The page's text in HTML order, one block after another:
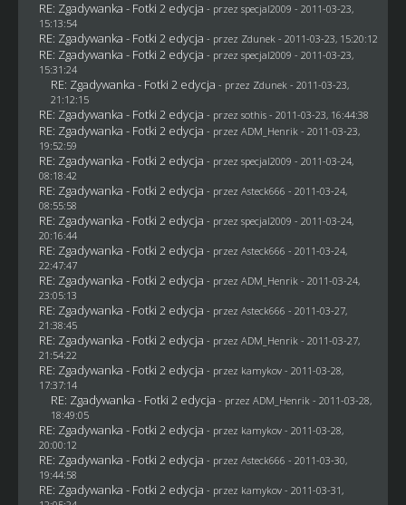
RE: Zgadywanka - Fotki 2 edycja - przez specjal2009 - 2011-03-23,
15:13:54
RE: Zgadywanka - Fotki 2 edycja - przez Zdunek- 2011-03-23, 15:20:12
RE: Zgadywanka - Fotki 2 edycja - przez specjal2009 - 2011-03-23,
15:31:24
RE: Zgadywanka - Fotki 2 edycja - przez Zdunek- 2011-03-23,
21:12:15
RE: Zgadywanka - Fotki 2 edycja - przez sothis- 2011-03-23, 16:44:38
RE: Zgadywanka - Fotki 2 edycja - przez ADM_Henrik- 2011-03-23,
19:52:59
RE: Zgadywanka - Fotki 2 edycja - przez specjal2009 - 2011-03-24,
08:18:42
RE: Zgadywanka - Fotki 2 edycja - przez Asteck666 - 2011-03-24,
08:55:58
RE: Zgadywanka - Fotki 2 edycja - przez specjal2009 - 2011-03-24,
20:16:44
RE: Zgadywanka - Fotki 2 edycja - przez Asteck666 - 2011-03-24,
22:47:47
RE: Zgadywanka - Fotki 2 edycja - przez ADM_Henrik- 2011-03-24,
23:05:13
RE: Zgadywanka - Fotki 2 edycja - przez Asteck666 - 2011-03-27,
21:38:45
RE: Zgadywanka - Fotki 2 edycja - przez ADM_Henrik- 2011-03-27,
21:54:22
RE: Zgadywanka - Fotki 2 edycja - przez kamykov- 2011-03-28,
17:37:14
RE: Zgadywanka - Fotki 2 edycja - przez ADM_Henrik- 2011-03-28,
18:49:05
RE: Zgadywanka - Fotki 2 edycja - przez kamykov- 2011-03-28,
20:00:12
RE: Zgadywanka - Fotki 2 edycja - przez Asteck666 - 2011-03-30,
19:44:58
RE: Zgadywanka - Fotki 2 edycja - przez kamykov- 2011-03-31,